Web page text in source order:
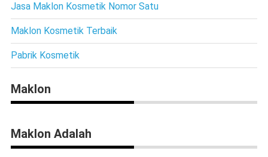
Jasa Maklon Kosmetik Nomor Satu
Maklon Kosmetik Terbaik
Pabrik Kosmetik
Maklon
Maklon Adalah